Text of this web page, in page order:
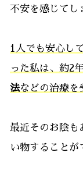
不安を感じてし
1人でも安心し
った私は、約2
法などの治療を
最近そのお陰も
い物することが